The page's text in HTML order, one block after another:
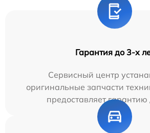
Гарантия до 3-х
Сервисный центр
оригинальные запчасти
предоставляет гарантию